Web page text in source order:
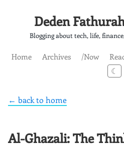
Deden
Blogging about tech, life,
Home Archives /Now
☾
← back to home
Al-Ghazali: The